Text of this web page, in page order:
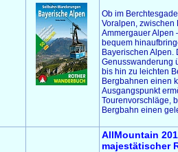
Ob im
Voralpen, zwischen
Ammergauer Alpen
bequem
Bayerischen Alpen.
Genusswanderung
bis hin zu leichten
Bergbahnen einen
Ausgangspunkt
Tourenvorschläge,
Bergbahn einen
AllMountain
majestätischer